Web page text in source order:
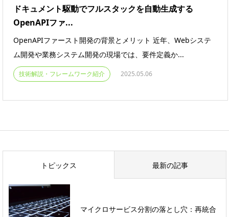
ドキュメント駆動でフルスタックを自動生成する
OpenAPIファ...
OpenAPIファースト開発の背景とメリット 近年、Webシステ
ム開発や業務システム開発の現場では、要件定義か...
技術解説・フレームワーク紹介 2025.05.06
トピックス 最新の記事
マイクロサービス分割の落とし穴：再統合